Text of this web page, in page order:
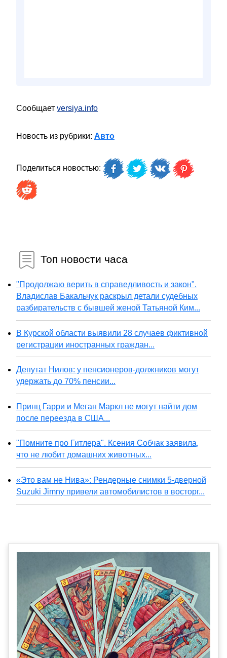
Сообщает versiya.info
Новость из рубрики: Авто
Поделиться новостью:
Топ новости часа
"Продолжаю верить в справедливость и закон".
Владислав Бакальчук раскрыл детали судебных
разбирательств с бывшей женой Татьяной Ким...
В Курской области выявили 28 случаев фиктивной
регистрации иностранных граждан...
Депутат Нилов: у пенсионеров-должников могут
удержать до 70% пенсии...
Принц Гарри и Меган Маркл не могут найти дом
после переезда в США...
"Помните про Гитлера". Ксения Собчак заявила,
что не любит домашних животных...
«Это вам не Нива»: Рендерные снимки 5-дверной
Suzuki Jimny привели автомобилистов в восторг...